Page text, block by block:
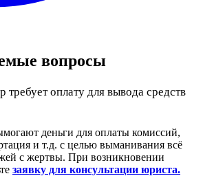
вопросы
требует оплату для вывода средств
деньги для оплаты комиссий,
и т.д. с целью выманивания всё
с жертвы. При возникновении
заявку для консультации юриста.